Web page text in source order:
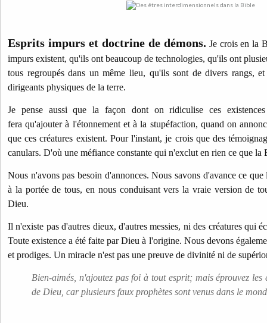
Esprits impurs et doctrine de démons. Je crois en la
impurs existent, qu'ils ont beaucoup de technologies, qu'ils ont
tous regroupés dans un même lieu, qu'ils sont de divers rangs,
dirigeants physiques de la terre.
Je pense aussi que la façon dont on ridiculise ces
fera qu'ajouter à l'étonnement et à la stupéfaction, quand on
que ces créatures existent. Pour l'instant, je crois que des
canulars. D'où une méfiance constante qui n'exclut en rien ce que la
Nous n'avons pas besoin d'annonces. Nous savons d'avance ce
à la portée de tous, en nous conduisant vers la vraie version de
Dieu.
Il n'existe pas d'autres dieux, d'autres messies, ni des créatures qui
Toute existence a été faite par Dieu à l'origine. Nous devons
et prodiges. Un miracle n'est pas une preuve de divinité ni de
Bien-aimés, n'ajoutez pas foi à tout esprit; mais éprouvez
de Dieu, car plusieurs faux prophètes sont venus dans le